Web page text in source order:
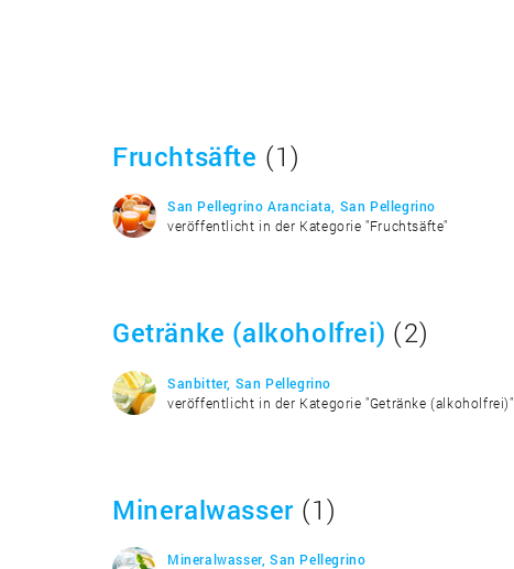
Fruchtsäfte (1)
San Pellegrino Aranciata, San Pellegrino
veröffentlicht in der Kategorie "Fruchtsäfte"
Getränke (alkoholfrei) (2)
Sanbitter, San Pellegrino
veröffentlicht in der Kategorie "Getränke (alkoholfrei)"
Mineralwasser (1)
Mineralwasser, San Pellegrino